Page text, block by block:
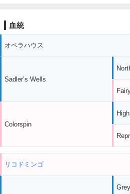
血統
オペラハウス
Sadler’s Wells
Colorspin
リコドミンゴ